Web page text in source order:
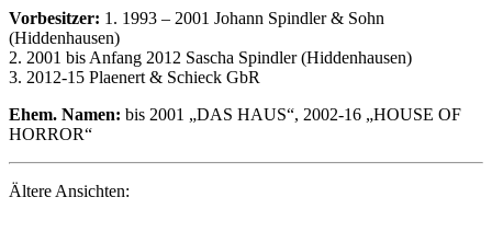
Vorbesitzer: 1. 1993 – 2001 Johann Spindler & Sohn
(Hiddenhausen)
2. 2001 bis Anfang 2012 Sascha Spindler (Hiddenhausen)
3. 2012-15 Plaenert & Schieck GbR
Ehem. Namen: bis 2001 „DAS HAUS“, 2002-16 „HOUSE OF
HORROR“
Ältere Ansichten: